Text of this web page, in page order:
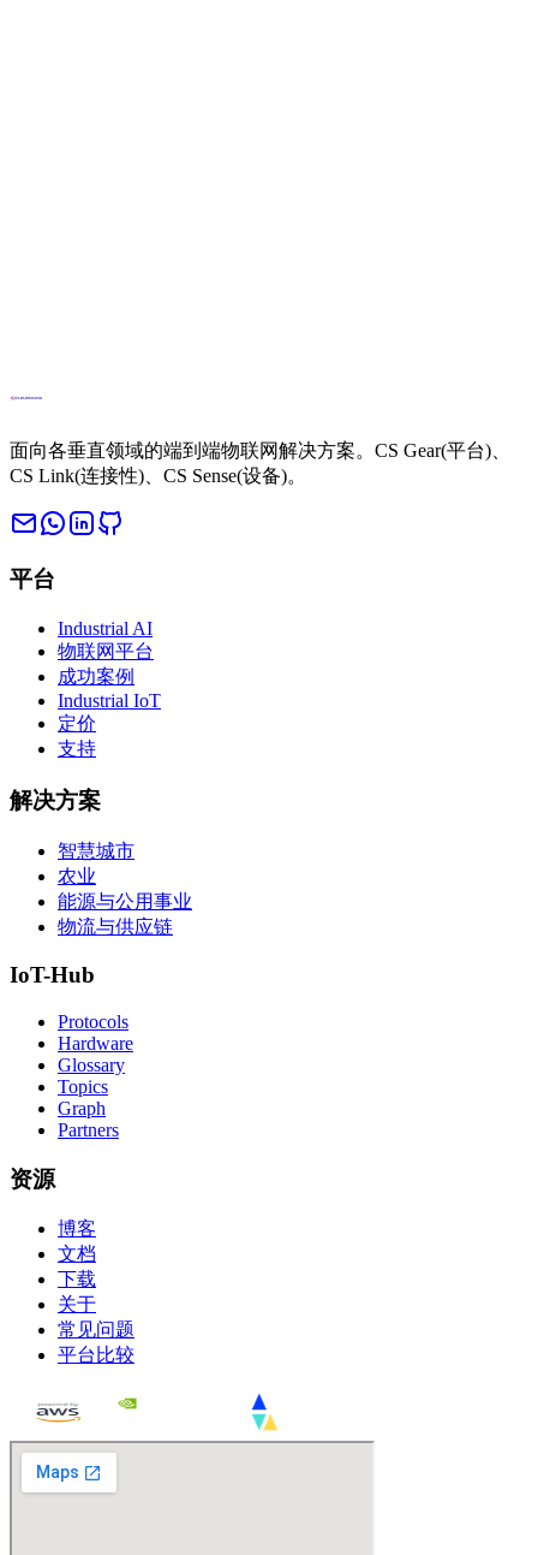
面向各垂直领域的端到端物联网解决方案。CS Gear(平台)、
CS Link(连接性)、CS Sense(设备)。
平台
Industrial AI
物联网平台
成功案例
Industrial IoT
定价
支持
解决方案
智慧城市
农业
能源与公用事业
物流与供应链
IoT-Hub
Protocols
Hardware
Glossary
Topics
Graph
Partners
资源
博客
文档
下载
关于
常见问题
平台比较